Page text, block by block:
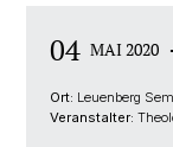
04 MAI 2020
Ort: Leuenberg
Veranstalter: